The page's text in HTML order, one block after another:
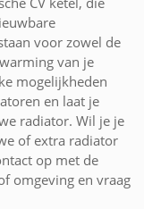
voor zowel de
van je
mogelijkheden
en laat je
radiator. Wil je je
of extra radiator
op met de
omgeving en vraag